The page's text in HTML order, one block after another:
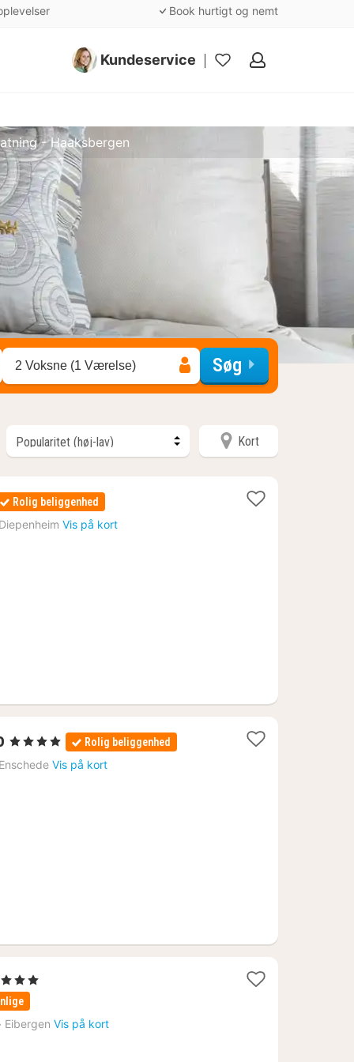
Book hurtigt og nemt
Kundeservice
Mine
- Haaksbergen
2 Voksne (1 Værelse) Søg
Kort
Rolig beliggenhed
Diepenheim Vis på kort
1
nat
fra
, 4 Stjerner Rolig beliggenhed
Enschede Vis på kort
1
nat
fra
805
, 3 Stjerner
Eibergen Vis på kort